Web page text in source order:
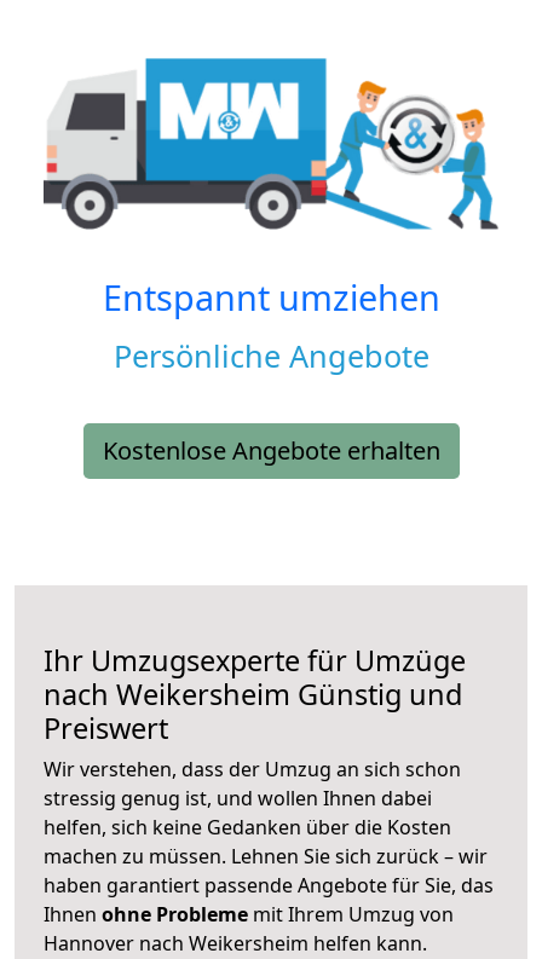
Entspannt umziehen
Persönliche Angebote
Kostenlose Angebote erhalten
Ihr Umzugsexperte für Umzüge
nach Weikersheim Günstig und
Preiswert
Wir verstehen, dass der Umzug an sich schon
stressig genug ist, und wollen Ihnen dabei
helfen, sich keine Gedanken über die Kosten
machen zu müssen. Lehnen Sie sich zurück – wir
haben garantiert passende Angebote für Sie, das
Ihnen ohne Probleme mit Ihrem Umzug von
Hannover nach Weikersheim helfen kann.